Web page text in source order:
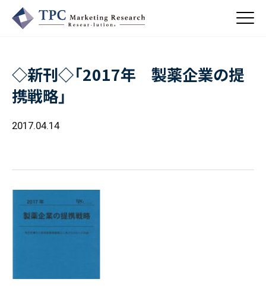
About Us
会社概要・沿革
Business
- 市場調査
- 競合調査
- アンケート調査
- クイックリサーチ
お客様の声
Online Shop
Beauty & Cosmetics
Health & Food
Pharmaceuticals & Medical
Topics ／ トピックス
新刊情報
◇新刊◇「2017年 製薬企業の提
携戦略」
2017.04.14